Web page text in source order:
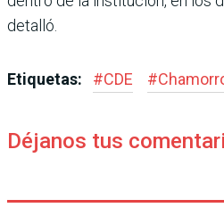
detalló.
Etiquetas: #CDE #
Déjanos tus